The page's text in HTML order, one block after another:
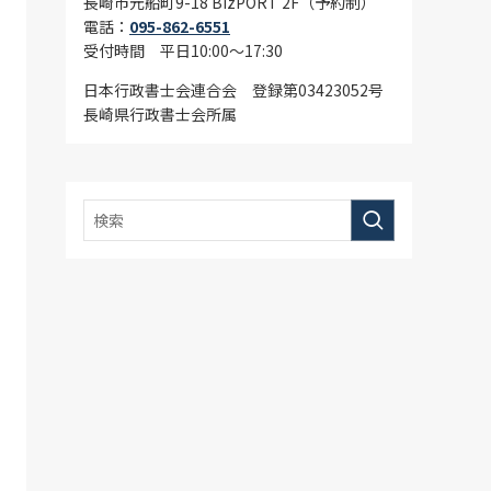
電話： 095-862-6551
受付時間 平日10:00〜17:30
日本行政書士会連合会 登録第03423052号
長崎県行政書士会所属